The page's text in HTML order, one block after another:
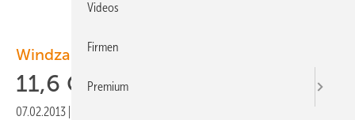
Windzahlen 2012
11,6 Gigawatt für Europa
07.02.2013
Videos
Firmen
Premium